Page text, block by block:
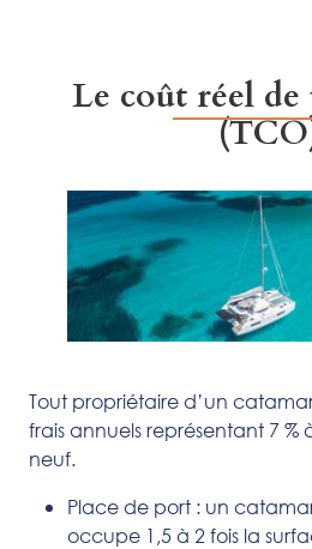
Le coût réel de
Tout propriétaire d’un
frais annuels représentant 7 %
neuf.
Place de port : un
occupe 1,5 à 2 fois la